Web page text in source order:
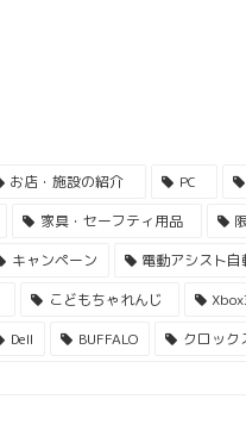
お店・施設の紹介 PC
家具・セーフティ用品
キャンペーン 電動アシスト自
こどもちゃれんじ
Dell BUFFALO クロック